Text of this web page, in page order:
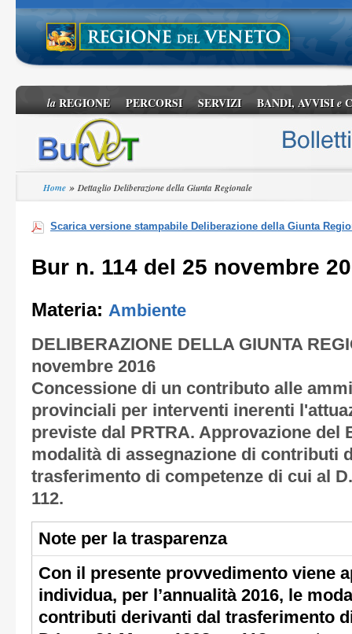
laREGIONE PERCORSI SERVIZI BANDI, AVVISIe
Home »Dettaglio Deliberazione della Giunta Regionale
Scarica versione stampabile Deliberazione della Giunta
Bur n. 114 del 25 novembre
Materia: Ambiente
DELIBERAZIONE DELLA GIUNTA
novembre 2016
Concessione di un contributo alle
provinciali per interventi inerenti
previste dal PRTRA. Approvazione del
modalità di assegnazione di contributi
trasferimento di competenze di cui al
112.
Note per la trasparenza
Con il presente provvedimento viene
individua, per l’annualità 2016, le
contributi derivanti dal trasferimento